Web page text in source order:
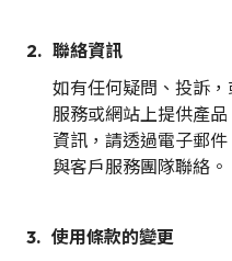
聯絡資訊
如有任何疑問、投訴
服務或網站上提供產
資訊，請透過電子郵件
與客戶服務團隊聯絡。
使用條款的變更